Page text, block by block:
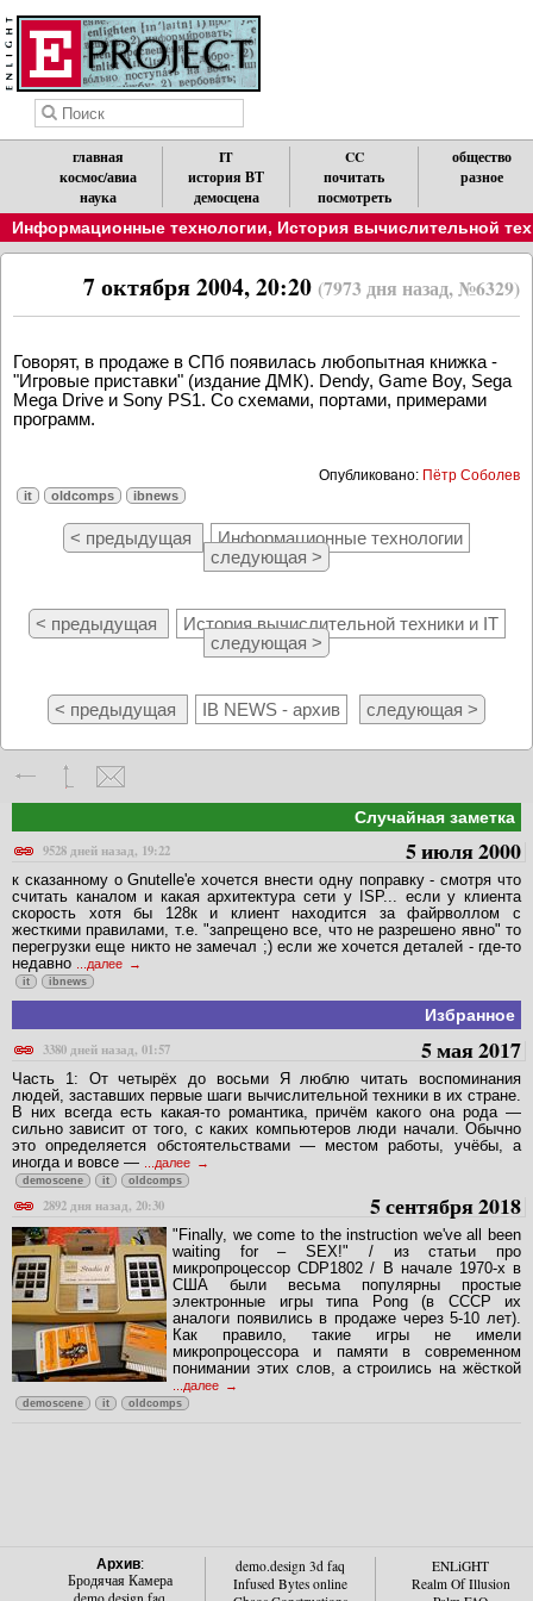
главная
космос/авиа
наука
IT
история ВТ
демосцена
CC
почитать
посмотреть
общество
разное
Информационные технологии, История вычислительной
7 октября 2004, 20:20 (7973 дня назад, №6329)
Говорят, в продаже в СПб появилась любопытная книжка -
"Игровые приставки" (издание ДМК). Dendy, Game Boy, Sega
Mega Drive и Sony PS1. Со схемами, портами, примерами
программ.
Опубликовано: Пётр Соболев
it oldcomps ibnews
< предыдущая
Информационные технологии
следующая >
< предыдущая
История вычислительной техники и IT
следующая >
< предыдущая IB NEWS - архив следующая >
Случайная заметка
9528 дней назад, 19:22
5 июля 2000
к сказанному о Gnutelle'е хочется внести одну поправку - смотря что
считать каналом и какая архитектура сети у ISP... если у клиента
скорость хотя бы 128к и клиент находится за файрволлом с
жесткими правилами, т.е. "запрещено все, что не разрешено явно" то
перегрузки еще никто не замечал ;) если же хочется деталей - где-то
недавно
...далее
it ibnews
Избранное
3380 дней назад, 01:57
5 мая 2017
Часть 1: От четырёх до восьми Я люблю читать воспоминания
людей, заставших первые шаги вычислительной техники в их стране.
В них всегда есть какая-то романтика, причём какого она рода —
сильно зависит от того, с каких компьютеров люди начали. Обычно
это определяется обстоятельствами — местом работы, учёбы, а
иногда и вовсе —
...далее
demoscene it oldcomps
2892 дня назад, 20:30 5 сентября 2018
"Finally, we come to the instruction we've all been
waiting for – SEX!" / из статьи про
микропроцессор CDP1802 / В начале 1970-х в
США были весьма популярны простые
электронные игры типа Pong (в СССР их
аналоги появились в продаже через 5-10 лет).
Как правило, такие игры не имели
микропроцессора и памяти в современном
понимании этих слов, а строились на жёсткой
...далее
demoscene it oldcomps
Архив:
Бродячая Камера
demo.design 3d faq
Infused Bytes online
ENLiGHT
Realm Of Illusion